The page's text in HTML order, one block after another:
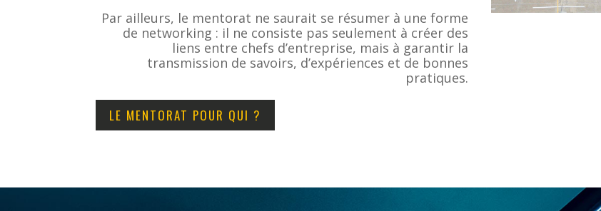
Par ailleurs, le mentorat ne saurait se résumer à une forme
de networking : il ne consiste pas seulement à créer des
liens entre chefs d’entreprise, mais à garantir la
transmission de savoirs, d’expériences et de bonnes
pratiques.
LE MENTORAT POUR QUI ?